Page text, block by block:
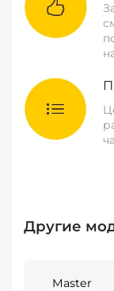
Другие
Master